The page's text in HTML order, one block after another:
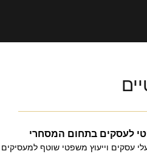
לעסקים בתחום המסחרי
בעלי עסקים וייעוץ משפטי שוטף למעסיקים